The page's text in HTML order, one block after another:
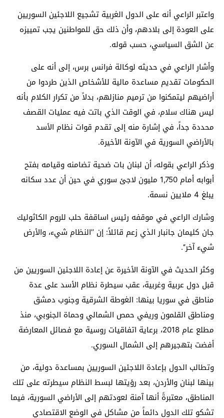
واعتبر الراعي أنه على الدول الغربية تشجيع اللاجئين السوريين
على العودة إلى بلادهم، وأن ذلك حق للمواطنين يجب تمييزه
عن الشق السياسي، حسب قوله.
وأشار الراعي في حديثه لوكالة فرانس برس، إلى أنه على
الحكومات تقديم مساعدة مالية للأشخاص الذين طردوا من
أراضيهم ليتمكنوا من ترميم منازلهم، بدلاً من تكرار الكلام بأنه
ليس هناك سلام، في الوقت الذي باتت فيه عمليات القصف
محددة جداً، في إشارة منه إلى تقدم قوات نظام الأسد
بالأراضي السورية في الآونة الأخيرة.
وذكر الراعي بقوله، أن لبنان بات ضحية تضامنه وقيامه بفتح
أبوابه أمام 1,750 مليون لاجئ سوري في حين أن عدد سكانه
يبلغ 4 ملايين نسمة.
وشارك الراعي في موقفه رئيس اساقفة حلب للروم الكاثوليك
جان كليمان جانبار الذي زعم قائلاً: إن ’’النظام شيء، والأرض
شيء آخر‘‘.
وكثر الحديث في الآونة الأخيرة عن إعادة اللاجئين السوريين من
قبل دول عربية وغربية، عقب سيطرة نظام الأسد على عدة
مناطق في سوريا بينها: الغوطة الشرقية وجنوب دمشق
ومناطق القلمون وريفي حمص الشمالي وحماة الجنوبي، منذ
مطلع عام 2018، برعاية اتفاقيات روسية مع فصائل المعارضة
أفضت بتهجيرهم إلى الشمال السوري.
وتطالب الدول بإعادة اللاجئين السوريين بمساعدة دولية، من
بينها لبنان والأردن، بعد رؤيتها لبسط النظام سيطرته على تلك
المناطق، معتبرةً أنها آمنة لعودتهم إلى الأراضي السورية، فيما
تشكو تلك الدول دائماً من مشاكل في الوضع الاقتصادي